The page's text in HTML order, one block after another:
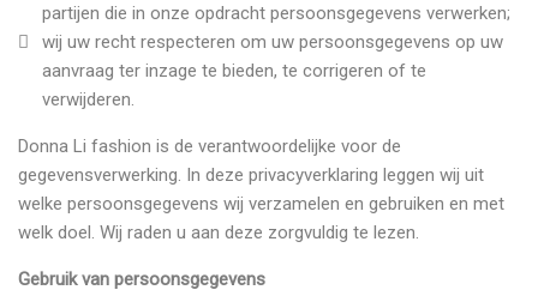
partijen die in onze opdracht persoonsgegevens verwerken;
wij uw recht respecteren om uw persoonsgegevens op uw
aanvraag ter inzage te bieden, te corrigeren of te
verwijderen.
Donna Li fashion is de verantwoordelijke voor de
gegevensverwerking. In deze privacyverklaring leggen wij uit
welke persoonsgegevens wij verzamelen en gebruiken en met
welk doel. Wij raden u aan deze zorgvuldig te lezen.
Gebruik van persoonsgegevens